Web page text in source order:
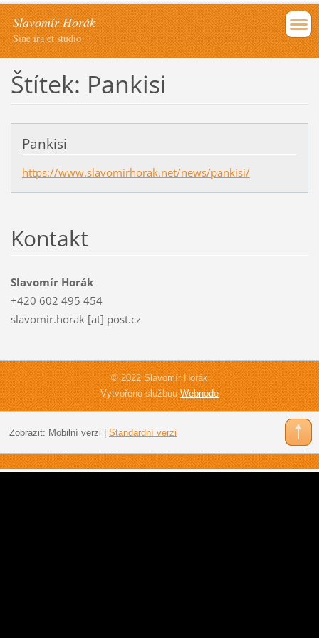
Slavomír Horák
Sine ira et studio
Štítek: Pankisi
Pankisi
https://www.slavomirhorak.net/news/pankisi/
Kontakt
Slavomír Horák
+420 602 495 454
slavomir.horak [at] post.cz
© 2022 Slavomír Horák
Vytvořeno službouWebnode
Zobrazit: Mobilní verzi Standardní verzi